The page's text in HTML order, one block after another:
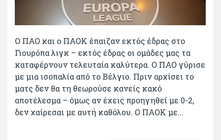
Ο ΠΑΟ και ο ΠΑΟΚ έπαιζαν εκτός έδρας στο
Γιουρόπα λιγκ – εκτός έδρας οι ομάδες μας τα
καταφέρνουν τελευταία καλύτερα. Ο ΠΑΟ γύρισε
με μια ισοπαλία από το Βέλγιο. Πριν αρχίσει το
ματς δεν θα τη θεωρούσε κανείς κακό
αποτέλεσμα – όμως αν έχεις προηγηθεί με 0-2,
δεν χαίρεσαι με αυτή καθόλου. Ο ΠΑΟΚ με...